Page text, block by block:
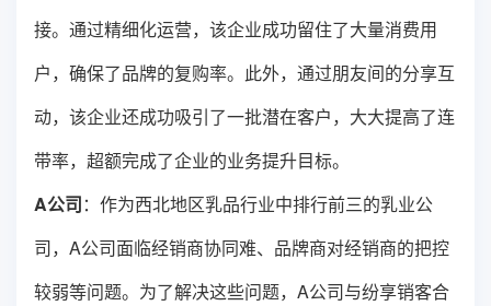
接。通过精细化运营，该企业成功留住了大量消费用
户，确保了品牌的复购率。此外，通过朋友间的分享互
动，该企业还成功吸引了一批潜在客户，大大提高了连
带率，超额完成了企业的业务提升目标。
A公司：作为西北地区乳品行业中排行前三的乳业公
司，A公司面临经销商协同难、品牌商对经销商的把控
较弱等问题。为了解决这些问题，A公司与纷享销客合